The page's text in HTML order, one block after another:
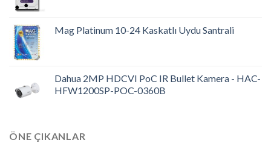
Mag Platinum 10-24 Kaskatlı Uydu Santrali
Dahua 2MP HDCVI PoC IR Bullet Kamera - HAC-
HFW1200SP-POC-0360B
ÖNE ÇIKANLAR